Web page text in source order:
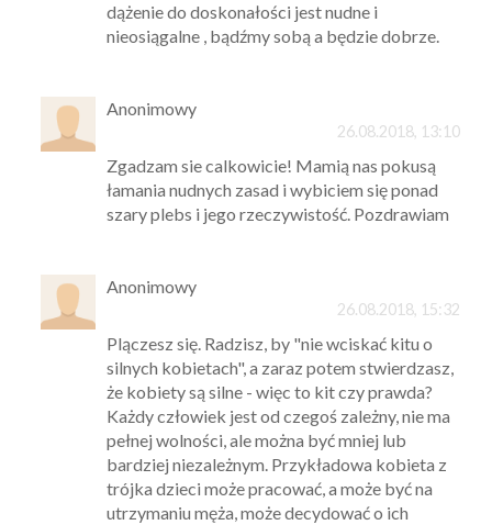
dążenie do doskonałości jest nudne i
nieosiągalne , bądźmy sobą a będzie dobrze.
Anonimowy
26.08.2018, 13:10
Zgadzam sie calkowicie! Mamią nas pokusą
łamania nudnych zasad i wybiciem się ponad
szary plebs i jego rzeczywistość. Pozdrawiam
Anonimowy
26.08.2018, 15:32
Plączesz się. Radzisz, by "nie wciskać kitu o
silnych kobietach", a zaraz potem stwierdzasz,
że kobiety są silne - więc to kit czy prawda?
Każdy człowiek jest od czegoś zależny, nie ma
pełnej wolności, ale można być mniej lub
bardziej niezależnym. Przykładowa kobieta z
trójka dzieci może pracować, a może być na
utrzymaniu męża, może decydować o ich